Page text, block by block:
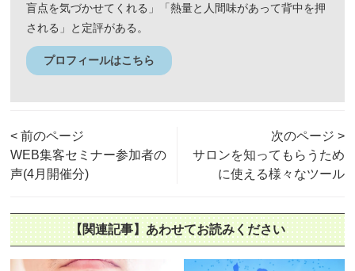
盲点を気づかせてくれる」「熱量と人間味があって背中を押
される」と定評がある。
プロフィールはこちら
< 前のページ
WEB集客セミナー参加者の
声(4月開催分)
次のページ >
サロンを知ってもらうため
に使える様々なツール
【関連記事】あわせてお読みください